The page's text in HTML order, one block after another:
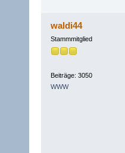
waldi44
Stammmitglied
Beiträge: 3050
WWW